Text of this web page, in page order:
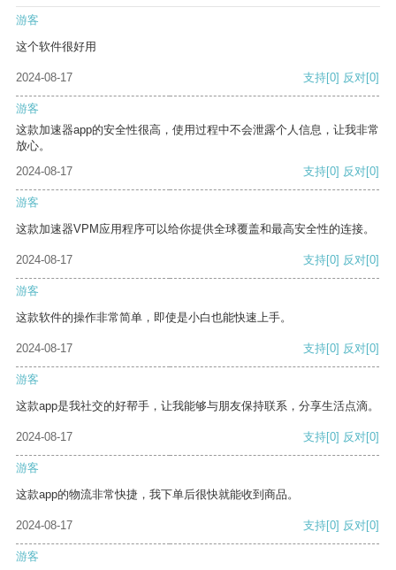
游客
这个软件很好用
2024-08-17 支持[0] 反对[0]
游客
这款加速器app的安全性很高，使用过程中不会泄露个人信息，让我非常
放心。
2024-08-17
支持[0] 反对[0]
游客
这款加速器VPM应用程序可以给你提供全球覆盖和最高安全性的连接。
2024-08-17 支持[0] 反对[0]
游客
这款软件的操作非常简单，即使是小白也能快速上手。
2024-08-17 支持[0] 反对[0]
游客
这款app是我社交的好帮手，让我能够与朋友保持联系，分享生活点滴。
2024-08-17 支持[0] 反对[0]
游客
这款app的物流非常快捷，我下单后很快就能收到商品。
2024-08-17 支持[0] 反对[0]
游客